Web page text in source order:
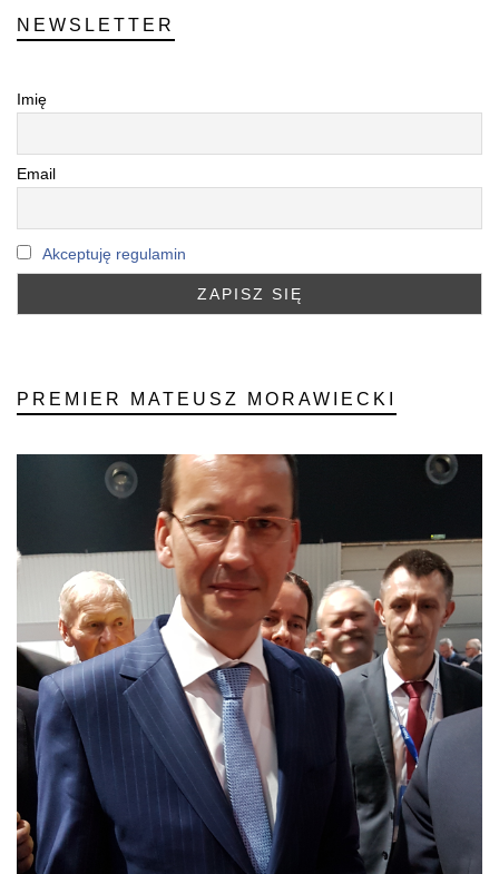
NEWSLETTER
Imię
Email
Akceptuję regulamin
PREMIER MATEUSZ MORAWIECKI